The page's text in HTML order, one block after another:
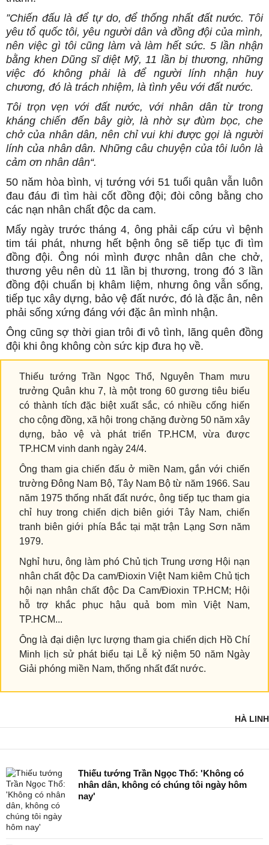
”Chiến đấu là để tự do, để thống nhất đất nước. Tôi
yêu tổ quốc tôi, yêu người dân và đồng đội của mình,
nên việc gì tôi cũng làm và làm hết sức. 5 lần nhận
bằng khen Dũng sĩ diệt Mỹ, 11 lần bị thương, những
việc đó không phải là để người lính nhận huy
chương, đó là trách nhiệm, là tình yêu với đất nước.
Tôi trọn vẹn với đất nước, với nhân dân từ trong
kháng chiến đến bây giờ, là nhờ sự đùm bọc, che
chở của nhân dân, nên chỉ vui khi được gọi là người
lính của nhân dân. Những câu chuyện của tôi luôn là
cảm ơn nhân dân“.
50 năm hòa bình, vị tướng với 51 tuổi quân vẫn luôn
đau đáu đi tìm hài cốt đồng đội; đòi công bằng cho
các nạn nhân chất độc da cam.
Mấy ngày trước tháng 4, ông phải cấp cứu vì bệnh
tim tái phát, nhưng hết bệnh ông sẽ tiếp tục đi tìm
đồng đội. Ông nói mình được nhân dân che chở,
thương yêu nên dù 11 lần bị thương, trong đó 3 lần
đồng đội chuẩn bị khâm liệm, nhưng ông vẫn sống,
tiếp tục xây dựng, bảo vệ đất nước, đó là đặc ân, nên
phải sống xứng đáng với đặc ân mình nhận.
Ông cũng sợ thời gian trôi đi vô tình, lãng quên đồng
đội khi ông không còn sức kịp đưa họ về.
Thiếu tướng Trần Ngọc Thổ, Nguyên Tham mưu
trưởng Quân khu 7, là một trong 60 gương tiêu biểu
có thành tích đặc biệt xuất sắc, có nhiều cống hiến
cho cộng đồng, xã hội trong chặng đường 50 năm xây
dựng, bảo vệ và phát triển TP.HCM, vừa được
TP.HCM vinh danh ngày 24/4.
Ông tham gia chiến đấu ở miền Nam, gắn với chiến
trường Đông Nam Bộ, Tây Nam Bộ từ năm 1966. Sau
năm 1975 thống nhất đất nước, ông tiếp tục tham gia
chỉ huy trong chiến dịch biên giới Tây Nam, chiến
tranh biên giới phía Bắc tại mặt trận Lạng Sơn năm
1979.
Nghỉ hưu, ông làm phó Chủ tịch Trung ương Hội nạn
nhân chất độc Da cam/Đioxin Việt Nam kiêm Chủ tịch
hội nạn nhân chất độc Da Cam/Đioxin TP.HCM; Hội
hỗ trợ khắc phục hậu quả bom mìn Việt Nam,
TP.HCM...
Ông là đại diện lực lượng tham gia chiến dịch Hồ Chí
Minh lịch sử phát biểu tại Lễ kỷ niệm 50 năm Ngày
Giải phóng miền Nam, thống nhất đất nước.
HÀ LINH
Thiếu tướng Trần Ngọc Thổ: 'Không có
nhân dân, không có chúng tôi ngày hôm
nay'